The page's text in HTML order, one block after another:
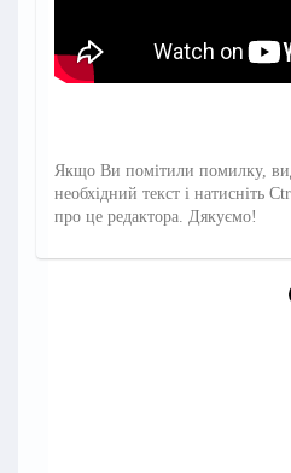
Якщо Ви помітили помилку,
необхідний текст і натисніть
про це редактора. Дякуємо!